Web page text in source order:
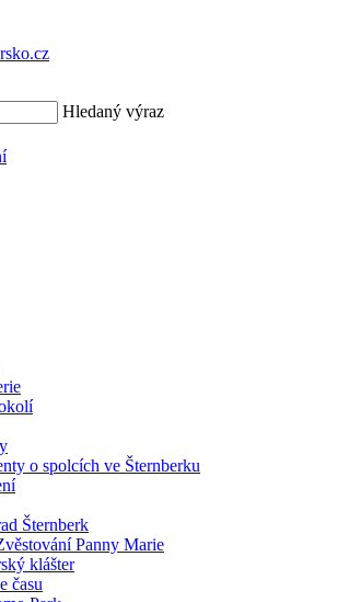
Hledaný výraz
o spolcích ve Šternberku
Šternberk
Panny Marie
klášter
času